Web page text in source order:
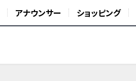
アナウンサー ショッピング